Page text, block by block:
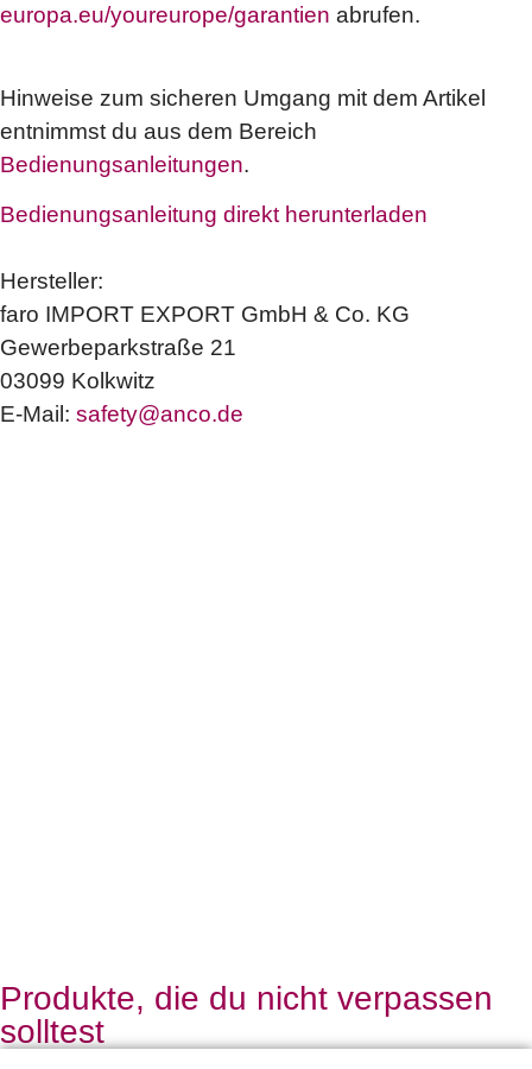
europa.eu/youreurope/garantien abrufen.
Hinweise zum sicheren Umgang mit dem Artikel
entnimmst du aus dem Bereich
Bedienungsanleitungen.
Bedienungsanleitung direkt herunterladen
Hersteller:
faro IMPORT EXPORT GmbH & Co. KG
Gewerbeparkstraße 21
03099 Kolkwitz
E-Mail: safety@anco.de
Produkte, die du nicht verpassen
solltest